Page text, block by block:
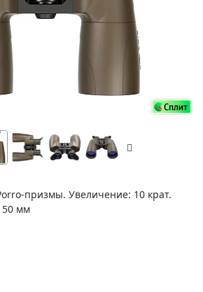
призмы. Увеличение: 10 крат.
50 мм